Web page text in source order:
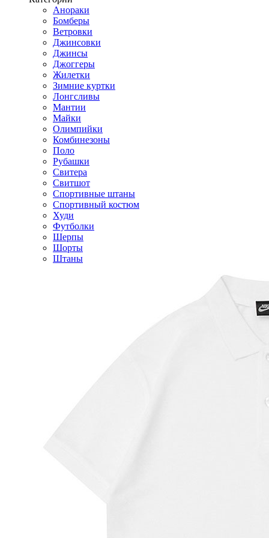
Анораки
Бомберы
Ветровки
Джинсовки
Джинсы
Джоггеры
Жилетки
Зимние куртки
Лонгсливы
Мантии
Майки
Олимпийки
Комбинезоны
Поло
Рубашки
Свитера
Свитшот
Спортивные штаны
Спортивный костюм
Худи
Футболки
Шерпы
Шорты
Штаны